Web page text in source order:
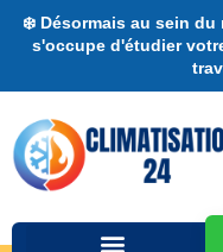
❄️ Désormais au sein du
s'occupe d'étudier